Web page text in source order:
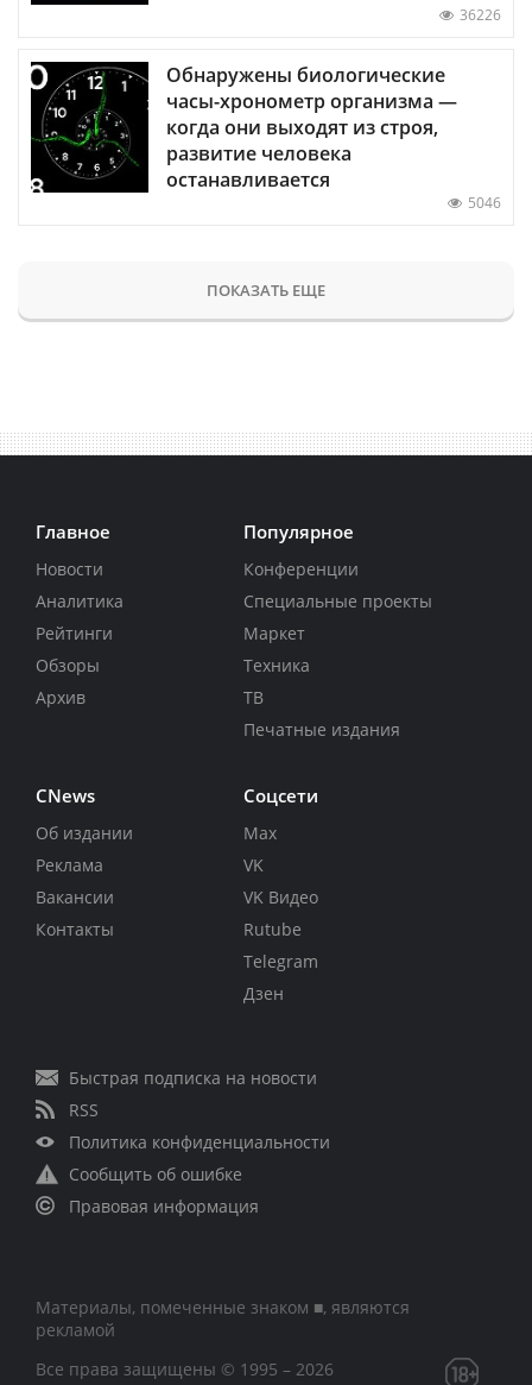
36226
Обнаружены биологические
часы-хронометр организма —
когда они выходят из строя,
развитие человека
останавливается
5046
ПОКАЗАТЬ ЕЩЕ
Главное
Новости
Аналитика
Рейтинги
Обзоры
Архив
Популярное
Конференции
Специальные проекты
Маркет
Техника
ТВ
Печатные издания
CNews
Об издании
Реклама
Вакансии
Контакты
Соцсети
Max
VK
VK Видео
Rutube
Telegram
Дзен
Быстрая подписка на новости
RSS
Политика конфиденциальности
Сообщить об ошибке
Правовая информация
Материалы, помеченные знаком ■, являются
рекламой
Все права защищены © 1995 – 2026